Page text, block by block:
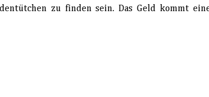
zu finden sein. Das Geld kommt